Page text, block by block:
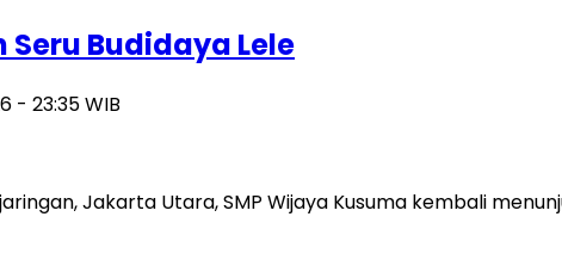
Budidaya Lele
- 23:35 WIB
Jakarta Utara, SMP Wijaya Kusuma kembali